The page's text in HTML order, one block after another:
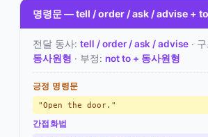
명령문 — tell / order / ask / advise +
전달 동사: tell / order / ask / advise· 구
동사원형 · 부정: not to + 동사원형
긍정 명령문
"Open the door."
간접화법